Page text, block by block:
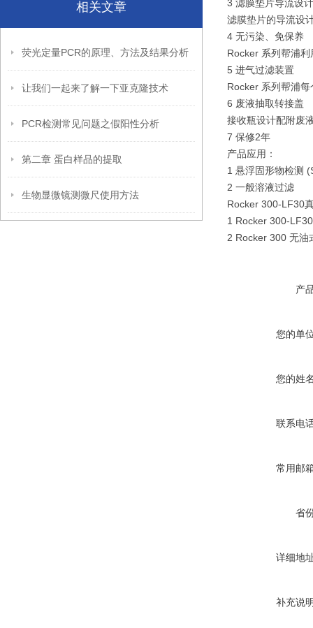
相关文章
荧光定量PCR的原理、方法及结果分析
让我们一起来了解一下亚克隆技术
PCR检测常见问题之假阳性分析
第二章 蛋白样品的提取
生物显微镜测微尺使用方法
3 滤膜垫片导流设计
滤膜垫片的导流设
4 无污染、免保养
Rocker 系列帮浦
5 进气过滤装置
Rocker 系列帮浦
6 废液抽取转接盖
接收瓶设计配附废
7 保修2年
产品应用：
1 悬浮固形物检测
2 一般溶液过滤
Rocker 300-LF30
1 Rocker 300-
2 Rocker 300 无油
产
您的单
您的姓
联系电
常用邮
省
详细地
补充说